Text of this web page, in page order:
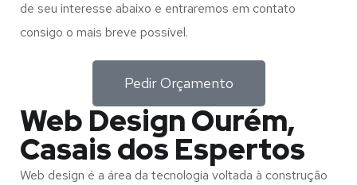
de seu interesse abaixo e entraremos em contato
consigo o mais breve possível.
Pedir Orçamento
Web Design Ourém,
Casais dos Espertos
Web design é a área da tecnologia voltada à construção